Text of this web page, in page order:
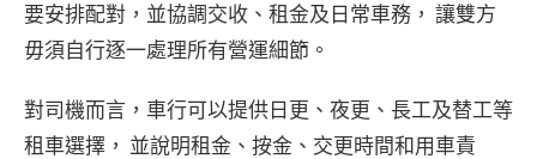
要安排配對，並協調交收、租金及日常車務， 讓雙方
毋須自行逐一處理所有營運細節。
對司機而言，車行可以提供日更、夜更、長工及替工等
租車選擇， 並說明租金、按金、交更時間和用車責